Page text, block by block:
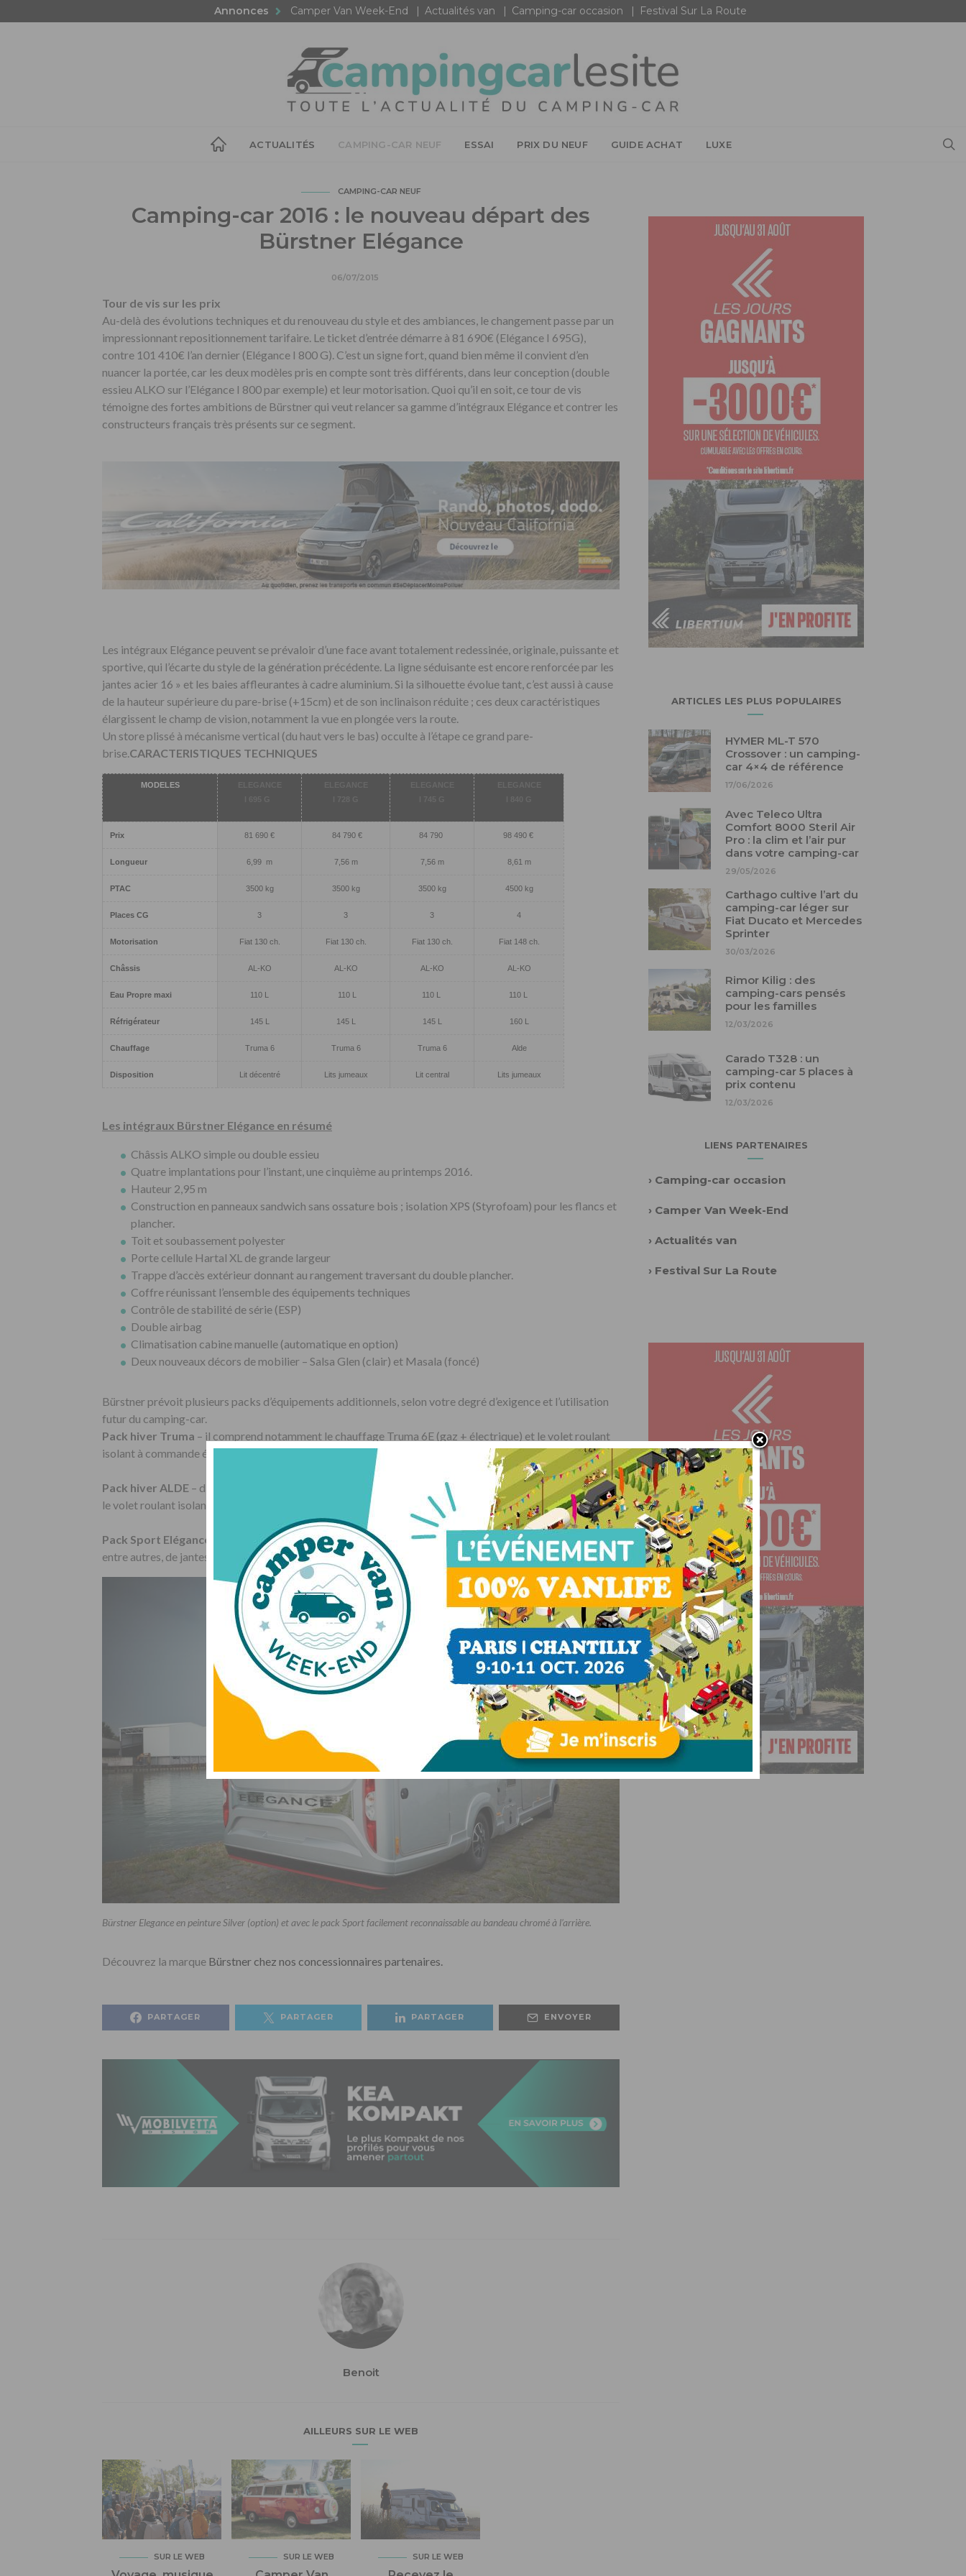
Annonces Camper Van Week-End Actualités van Camping-car occasion Festival Sur La Route
ACTUALITÉS CAMPING-CAR NEUF ESSAI PRIX DU NEUF GUIDE ACHAT LUXE
CAMPING-CAR NEUF
Camping-car 2016 : le nouveau départ des
Bürstner Elégance
06/07/2015
Tour de vis sur les prix
Au-delà des évolutions techniques et du renouveau du style et des ambiances, le changement passe par un
impressionnant repositionnement tarifaire. Le ticket d’entrée démarre à 81 690€ (Elégance I 695G),
contre 101 410€ l’an dernier (Elégance I 800 G). C’est un signe fort, quand bien même il convient d’en
nuancer la portée, car les deux modèles pris en compte sont très différents, dans leur conception (double
essieu ALKO sur l’Elégance I 800 par exemple) et leur motorisation. Quoi qu’il en soit, ce tour de vis
témoigne des fortes ambitions de Bürstner qui veut relancer sa gamme d’intégraux Elégance et contrer les
constructeurs français très présents sur ce segment.
Les intégraux Elégance peuvent se prévaloir d’une face avant totalement redessinée, originale, puissante et
sportive, qui l’écarte du style de la génération précédente. La ligne séduisante est encore renforcée par les
jantes acier 16 » et les baies affleurantes à cadre aluminium. Si la silhouette évolue tant, c’est aussi à cause
de la hauteur supérieure du pare-brise (+15cm) et de son inclinaison réduite ; ces deux caractéristiques
élargissent le champ de vision, notamment la vue en plongée vers la route.
Un store plissé à mécanisme vertical (du haut vers le bas) occulte à l’étape ce grand pare-
brise.CARACTERISTIQUES TECHNIQUES
MODELES
Prix 81 690 € 84 790 € 84 790 98 490 €
Longueur 6,99 m 7,56 m 7,56 m 8,61 m
PTAC 3500 kg 3500 kg 3500 kg 4500 kg
Places CG 3 3 3 4
Motorisation Fiat 130 ch. Fiat 130 ch. Fiat 130 ch. Fiat 148 ch.
Châssis AL-KO AL-KO AL-KO AL-KO
Eau Propre maxi 110 L 110 L 110 L 110 L
Réfrigérateur 145 L 145 L 145 L 160 L
Chauffage Truma 6 Truma 6 Truma 6 Alde
Disposition Lit décentré Lits jumeaux Lit central Lits jumeaux
Les intégraux Bürstner Elégance en résumé
Châssis ALKO simple ou double essieu
Quatre implantations pour l’instant, une cinquième au printemps 2016.
Hauteur 2,95 m
Construction en panneaux sandwich sans ossature bois ; isolation XPS (Styrofoam) pour les flancs et
plancher.
Toit et soubassement polyester
Porte cellule Hartal XL de grande largeur
Trappe d’accès extérieur donnant au rangement traversant du double plancher.
Coffre réunissant l’ensemble des équipements techniques
Contrôle de stabilité de série (ESP)
Double airbag
Climatisation cabine manuelle (automatique en option)
Deux nouveaux décors de mobilier – Salsa Glen (clair) et Masala (foncé)
Bürstner prévoit plusieurs packs d’équipements additionnels, selon votre degré d’exigence et l’utilisation
futur du camping-car.
Pack hiver Truma – il comprend notamment le chauffage Truma 6E (gaz + électrique) et le volet roulant
isolant à commande électrique pour pare-brise.
Pack hiver ALDE – disponible sur les intégraux VL, il comprend notamment le chauffage central ALDE et
le volet roulant isolant à commande électrique pour pare-brise.
Pack Sport Elégance
– pour donner plus de style aux intégraux Bürstner, vous pouvez les agrémenter,
entre autres, de jantes alu 16 », d’un bandeau arrière chromé et d’applications rouge sur les spoilers.
Bürstner Elegance en peinture Silver (option) et avec le pack Sport facilement reconnaissable au bandeau chromé à l’arrière.
Découvrez la marque Bürstner chez nos concessionnaires partenaires.
PARTAGER PARTAGER PARTAGER ENVOYER
Benoit
AILLEURS SUR LE WEB
SUR LE WEB SUR LE WEB SUR LE WEB
ARTICLES LES PLUS POPULAIRES
HYMER ML-T 570
Crossover : un camping-
car 4×4 de référence
17/06/2026
Avec Teleco Ultra
Comfort 8000 Steril Air
Pro : la clim et l’air pur
dans votre camping-car
29/05/2026
Carthago cultive l’art du
camping-car léger sur
Fiat Ducato et Mercedes
Sprinter
30/03/2026
Rimor Kilig : des
camping-cars pensés
pour les familles
12/03/2026
Carado T328 : un
camping-car 5 places à
prix contenu
12/03/2026
LIENS PARTENAIRES
› Camping-car occasion
› Camper Van Week-End
› Actualités van
› Festival Sur La Route